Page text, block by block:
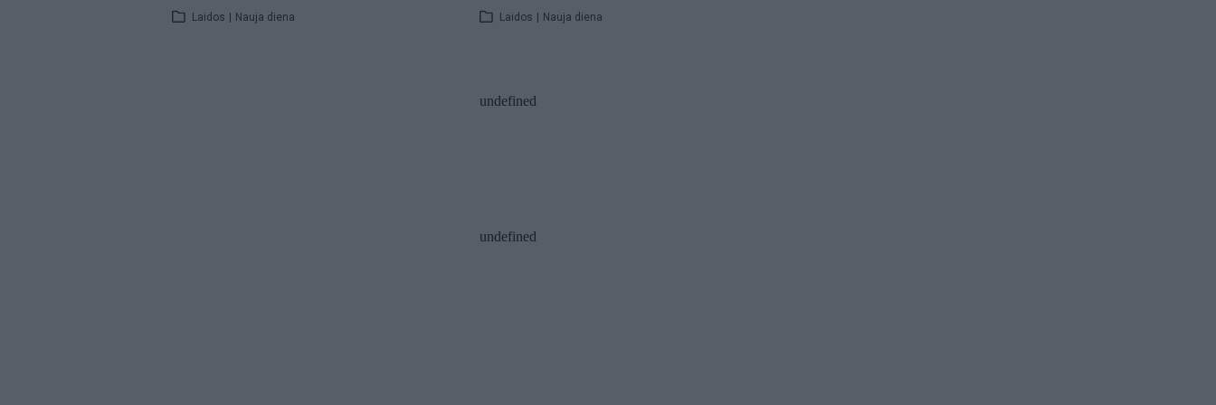
Laidos | Nauja diena Laidos | Nauja diena